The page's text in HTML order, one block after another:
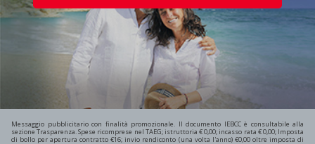
Messaggio pubblicitario con finalità promozionale. Il documento IEBCC è consultabile alla
sezione Trasparenza. Spese ricomprese nel TAEG; istruttoria € 0,00; incasso rata € 0,00; Imposta
di bollo per apertura contratto €16; invio rendiconto (una volta l'anno) €0,00 oltre imposta di